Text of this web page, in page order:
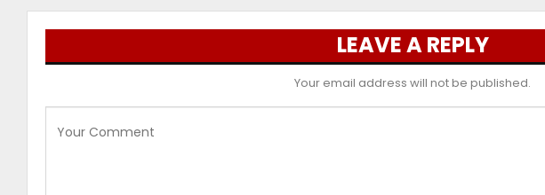
LEAVE A REPLY
Your email address will not be published.